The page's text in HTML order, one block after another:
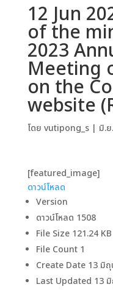
12 Jun
of the
2023
Meeting
on the
website
โดย vutipong_s| มิ.
[featured_image]
ดาวน์โหลด
Version
ดาวน์โหลด 1508
File Size 121.24 KB
File Count 1
Create Date 13 มิ
Last Updated 13